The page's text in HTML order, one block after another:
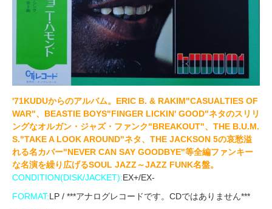
'71KUDUからのアルバム。ERIC B. & RAKIM"CASUALTIES OF
WAR"、BEASTIE BOYS"FINGER LICKIN' GOOD"ネタのスリリ
ングなオルガン・ジャズ・ファンク"BREAKOUT"、THE B.U.M.
S."TAKE A LOOK AROUND"ネタ、THE JACKSON 5の哀愁溢
れる名カバー"NEVER CAN SAY GOODBYE"等全編ファンキー
な名演を繰り広げるSOUL JAZZ～JAZZ FUNK名盤。
CONDITION(DISK/JACKET):EX+/EX-
FORMAT:LP / ***アナログレコードです。CDではありません***